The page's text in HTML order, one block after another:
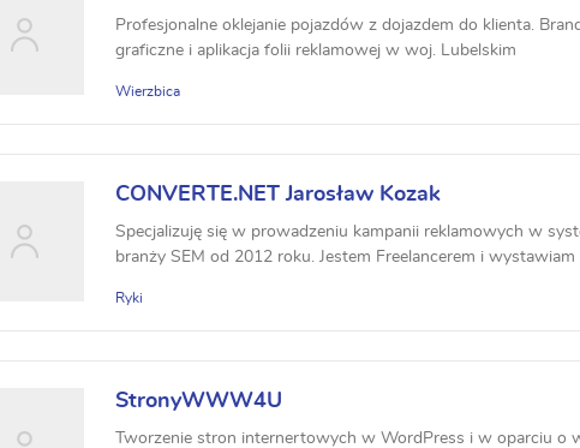
Profesjonalne oklejanie pojazdów z dojazdem do klienta.
graficzne i aplikacja folii reklamowej w woj. Lubelskim
Wierzbica
CONVERTE.NET Jarosław Kozak
Specjalizuję się w prowadzeniu kampanii reklamowych w
branży SEM od 2012 roku. Jestem Freelancerem i wystawiam
Ryki
StronyWWW4U
Tworzenie stron internertowych w WordPress i w oparciu o